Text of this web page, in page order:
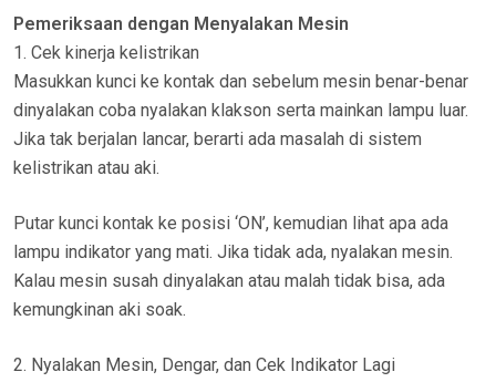
Pemeriksaan dengan Menyalakan Mesin
1. Cek kinerja kelistrikan
Masukkan kunci ke kontak dan sebelum mesin benar-benar
dinyalakan coba nyalakan klakson serta mainkan lampu luar.
Jika tak berjalan lancar, berarti ada masalah di sistem
kelistrikan atau aki.
Putar kunci kontak ke posisi ‘ON’, kemudian lihat apa ada
lampu indikator yang mati. Jika tidak ada, nyalakan mesin.
Kalau mesin susah dinyalakan atau malah tidak bisa, ada
kemungkinan aki soak.
2. Nyalakan Mesin, Dengar, dan Cek Indikator Lagi